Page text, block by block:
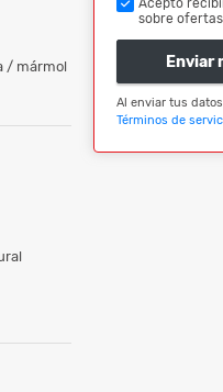
/ mármol
Acepto
sobre
Enviar
Al enviar tus
Términos de